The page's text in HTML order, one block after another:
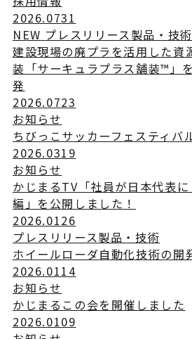
2026.0731
NEW プレスリリース製品・技術
建設現場の廃プラを活用した資
装「サーキュラプラス舗装™」
発
2026.0723
お知らせ
ちびっこサッカーフェスティバ
2026.0319
お知らせ
かじまるTV「社員が日本代表
編」を公開しました！
2026.0126
プレスリリース製品・技術
ホイールローダ自動化技術の開
2026.0114
お知らせ
かじまるこの会を開催しました
2026.0109